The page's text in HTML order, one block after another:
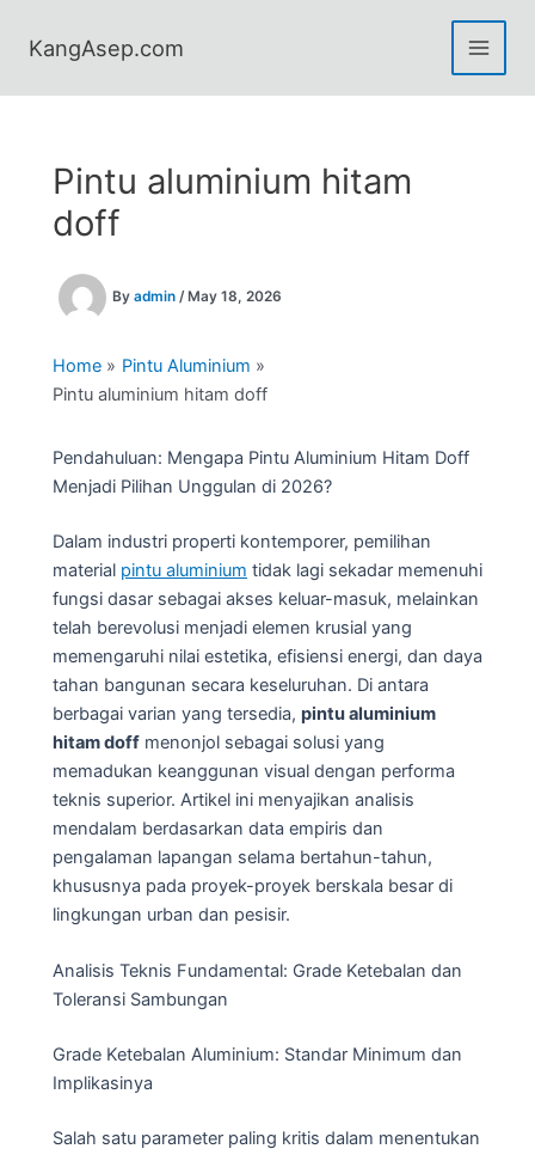
KangAsep.com
Pintu aluminium hitam
doff
By admin / May 18, 2026
Home
Pintu Aluminium
Pintu aluminium hitam doff
Pendahuluan: Mengapa Pintu Aluminium Hitam Doff
Menjadi Pilihan Unggulan di 2026?
Dalam industri properti kontemporer, pemilihan
material pintu aluminium tidak lagi sekadar memenuhi
fungsi dasar sebagai akses keluar-masuk, melainkan
telah berevolusi menjadi elemen krusial yang
memengaruhi nilai estetika, efisiensi energi, dan daya
tahan bangunan secara keseluruhan. Di antara
berbagai varian yang tersedia, pintu aluminium
hitam doff menonjol sebagai solusi yang
memadukan keanggunan visual dengan performa
teknis superior. Artikel ini menyajikan analisis
mendalam berdasarkan data empiris dan
pengalaman lapangan selama bertahun-tahun,
khususnya pada proyek-proyek berskala besar di
lingkungan urban dan pesisir.
Analisis Teknis Fundamental: Grade Ketebalan dan
Toleransi Sambungan
Grade Ketebalan Aluminium: Standar Minimum dan
Implikasinya
Salah satu parameter paling kritis dalam menentukan